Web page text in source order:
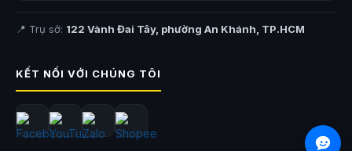
Thẻ nhớ này hoạt động hoàn hảo với máy ảnh DSLR, máy ảnh
mirrorless, máy quay phim 4K UHD và các thiết bị khác hỗ trợ chuẩn
tiếng như Canon, Nikon, Sony, Panasonic…
📍 Trụ sở: 122 Vành Đai Tây, phường An Khánh, TP.HCM
KẾT NỐI VỚI CHÚNG TÔI